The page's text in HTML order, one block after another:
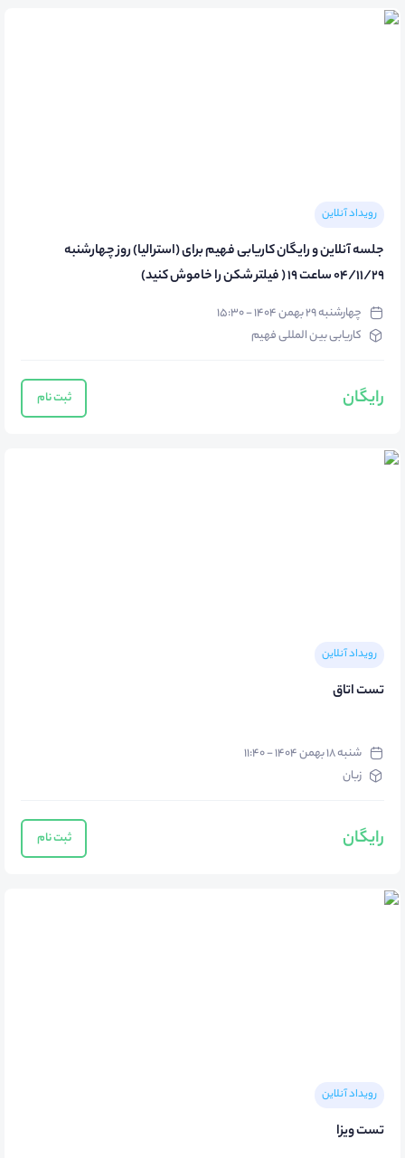
رویداد آنلاین
جلسه آنلاین و رایگان کاریابی فهیم برای (استرالیا) روز چهارشنبه
04/11/29 ساعت 19 ( فیلتر شکن را خاموش کنید)
چهارشنبه ۲۹ بهمن ۱۴۰۴ - ۱۵:۳۰
کاریابی بین المللی فهیم
رایگان ثبت نام
رویداد آنلاین
تست اتاق
شنبه ۱۸ بهمن ۱۴۰۴ - ۱۱:۴۰
زبان
رایگان ثبت نام
رویداد آنلاین
تست ویزا